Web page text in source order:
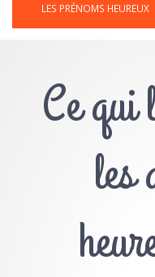
LES PRÉNOMS HEUREUX
Ce qui
les